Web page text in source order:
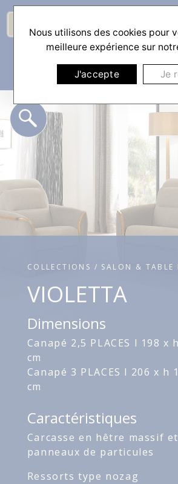
☰
COLLECTIONS / SALON & TABLE
VIOLETTA
Dimensions
Canapé 2,5 PLACES l 198 x
cm
Canapé 3 PLACES l 206 x h
cm
Caractéristiques
Carcasse en hêtre massif
panneaux de particules
Ressorts type nozag
Nous utilisons des cookies pour
meilleure expérience sur
J'accepte Je